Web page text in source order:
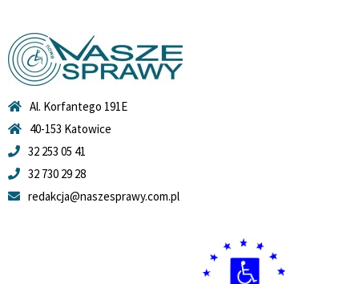
Al. Korfantego 191E
40-153 Katowice
32 253 05 41
32 730 29 28
redakcja@naszesprawy.com.pl